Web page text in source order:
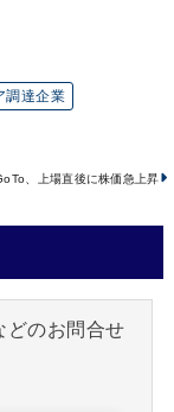
調達企業
、上場直後に株価急上昇
どのお問合せ